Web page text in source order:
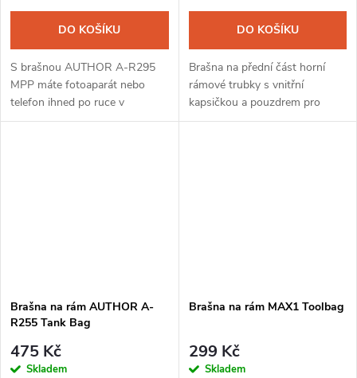
DO KOŠÍKU
S brašnou AUTHOR A-R295
MPP máte fotoaparát nebo
telefon ihned po ruce v
jakékoliv situaci. Brašna
DO KOŠÍKU
Brašna na přední část horní
rámové trubky s vnitřní
kapsičkou a pouzdrem pro
telefon. Průhledná folie
Brašna na rám AUTHOR A-
R255 Tank Bag
475 Kč
Skladem
Brašna na rám MAX1 Toolbag
299 Kč
Skladem